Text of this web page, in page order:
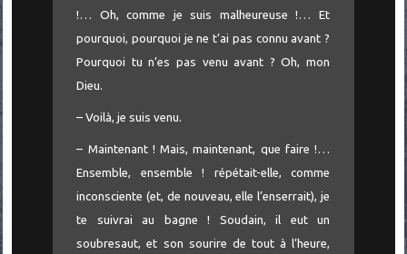
!… Oh, comme je suis malheureuse !… Et
pourquoi, pourquoi je ne t’ai pas connu avant ?
Pourquoi tu n’es pas venu avant ? Oh, mon
Dieu.
– Voilà, je suis venu.
– Maintenant ! Mais, maintenant, que faire !…
Ensemble, ensemble ! répétait-elle, comme
inconsciente (et, de nouveau, elle l’enserrait), je
te suivrai au bagne ! Soudain, il eut un
soubresaut, et son sourire de tout à l’heure,